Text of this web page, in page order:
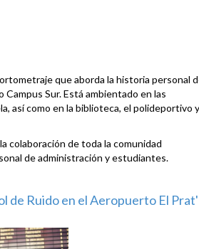
que aborda la historia personal
Sur. Está ambientado en las
así como en la biblioteca, el polideportivo y
colaboración de toda la comunidad
de administración y estudiantes.
de Ruido en el Aeropuerto El Prat'